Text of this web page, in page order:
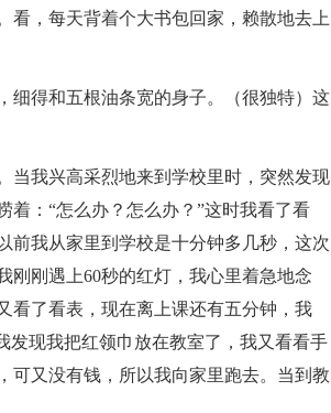
看，每天背着个大书包回家，赖散地去上
细得和五根油条宽的身子。（很独特）这
当我兴高采烈地来到学校里时，突然发现
着：“怎么办？怎么办？”这时我看了看
前我从家里到学校是十分钟多几秒，这次
刚刚遇上60秒的红灯，我心里着急地念
看了看表，现在离上课还有五分钟，我
发现我把红领巾放在教室了，我又看看手
可又没有钱，所以我向家里跑去。当到教